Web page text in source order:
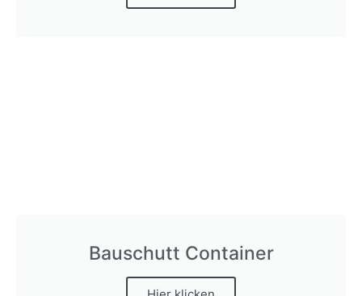
Bauschutt Container